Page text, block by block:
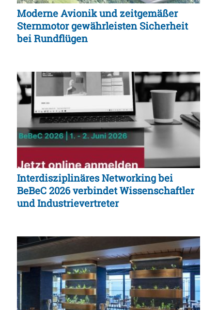
Moderne Avionik und zeitgemäßer
Sternmotor gewährleisten Sicherheit
bei Rundflügen
Interdisziplinäres Networking bei
BeBeC 2026 verbindet Wissenschaftler
und Industrievertreter